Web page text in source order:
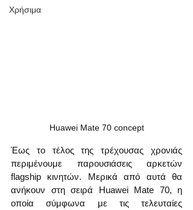
Χρήσιμα
Huawei Mate 70 concept
Έως το τέλος της τρέχουσας χρονιάς
περιμένουμε παρουσιάσεις αρκετών
flagship κινητών. Μερικά από αυτά θα
ανήκουν στη σειρά Huawei Mate 70, η
οποία σύμφωνα με τις τελευταίες